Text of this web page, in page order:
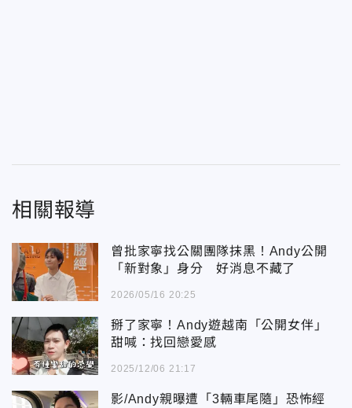
相關報導
曾批家寧找公關團隊抹黑！Andy公開
「新對象」身分 好消息不藏了
2026/05/16 20:25
掰了家寧！Andy遊越南「公開女伴」
甜喊：找回戀愛感
2025/12/06 21:17
影/Andy親曝遭「3輛車尾隨」恐怖經